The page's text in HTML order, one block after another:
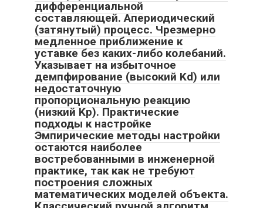
дифференциальной
составляющей. Апериодический
(затянутый) процесс. Чрезмерно
медленное приближение к
уставке без каких-либо колебаний.
Указывает на избыточное
демпфирование (высокий Kd) или
недостаточную
пропорциональную реакцию
(низкий Kp). Практические
подходы к настройке
Эмпирические методы настройки
остаются наиболее
востребованными в инженерной
практике, так как не требуют
построения сложных
математических моделей объекта.